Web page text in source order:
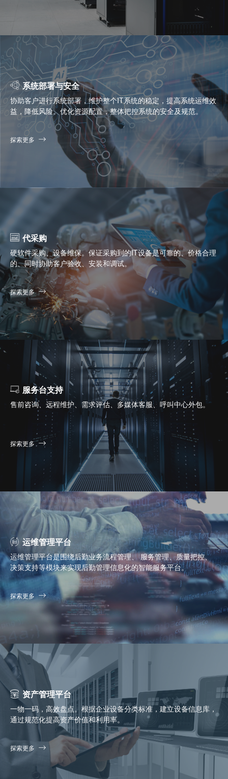
系统部署与安全
协助客户进行系统部署，维护整个IT系统的稳定，提高系统运维效
益，降低风险。优化资源配置，整体把控系统的安全及规范。
探索更多
代采购
硬软件采购、设备维保。保证采购到的IT设备是可靠的、价格合理
的、同时协助客户验收、安装和调试。
探索更多
服务台支持
售前咨询、远程维护、需求评估、多媒体客服、呼叫中心外包。
探索更多
运维管理平台
运维管理平台是围绕后勤业务流程管理、 服务管理、质量把控、
决策支持等模块来实现后勤管理信息化的智能服务平台。
探索更多
资产管理平台
一物一码，高效盘点。根据企业设备分类标准，建立设备信息库，
通过规范化提高资产价值和利用率。
探索更多